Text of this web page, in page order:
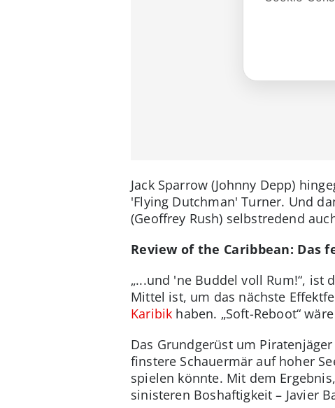
Jack Sparrow (Johnny Depp)
'Flying Dutchman' Turner. Und
(Geoffrey Rush) selbstredend
Review of the Caribbean: Das
„...und 'ne Buddel voll Rum!“,
Mittel ist, um das nächste
Karibik haben. „Soft-Reboot“
Das Grundgerüst um
finstere Schauermär auf hoher
spielen könnte. Mit dem
sinisteren Boshaftigkeit – Javier